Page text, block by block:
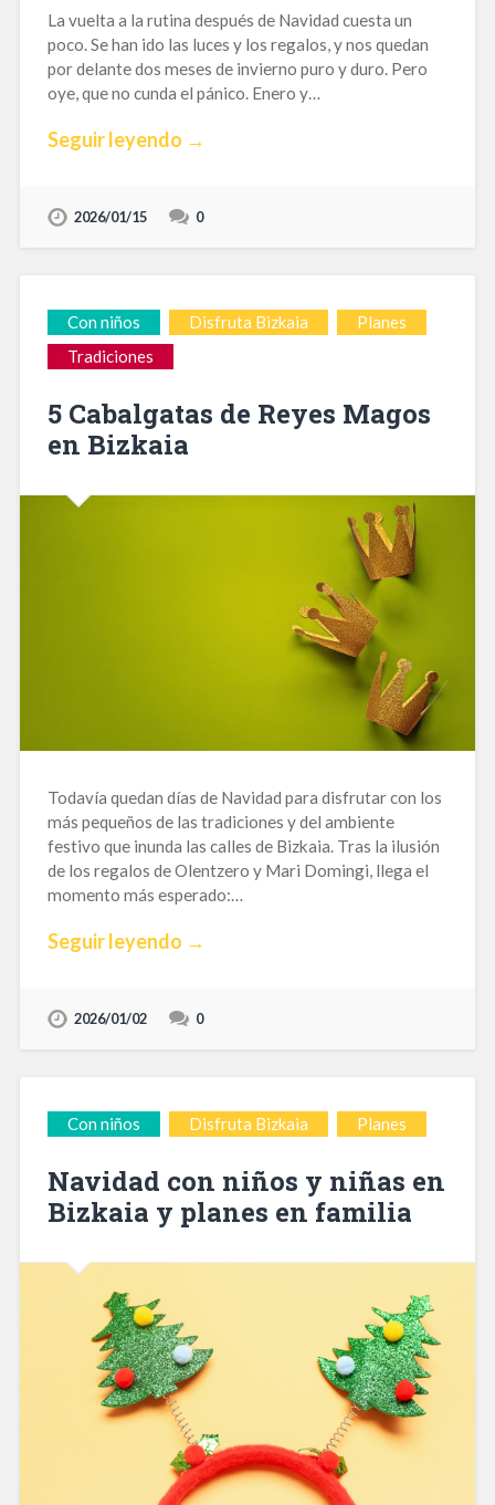
La vuelta a la rutina después de Navidad cuesta un
poco. Se han ido las luces y los regalos, y nos quedan
por delante dos meses de invierno puro y duro. Pero
oye, que no cunda el pánico. Enero y…
Seguir leyendo →
2026/01/15 0
Con niños Disfruta Bizkaia
Planes
Tradiciones
5 Cabalgatas de Reyes Magos
en Bizkaia
Todavía quedan días de Navidad para disfrutar con los
más pequeños de las tradiciones y del ambiente
festivo que inunda las calles de Bizkaia. Tras la ilusión
de los regalos de Olentzero y Mari Domingi, llega el
momento más esperado:…
Seguir leyendo →
2026/01/02 0
Con niños Disfruta Bizkaia Planes
Navidad con niños y niñas en
Bizkaia y planes en familia